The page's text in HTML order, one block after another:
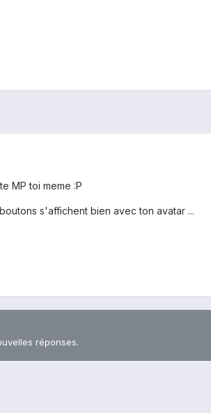
MP toi meme :P
s'affichent bien avec ton avatar ...
réponses.